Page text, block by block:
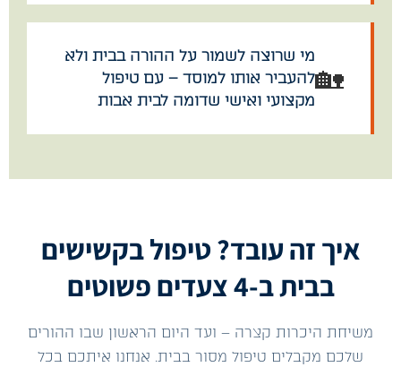
🏡
מי שרוצה לשמור על ההורה בבית ולא
להעביר אותו למוסד – עם טיפול
מקצועי ואישי שדומה לבית אבות
איך זה עובד? טיפול בקשישים
בבית ב-4 צעדים פשוטים
משיחת היכרות קצרה – ועד היום הראשון שבו ההורים
שלכם מקבלים טיפול מסור בבית. אנחנו איתכם בכל